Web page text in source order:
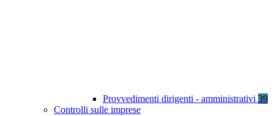
Provvedimenti dirigenti - amministrativi 39
Controlli sulle imprese